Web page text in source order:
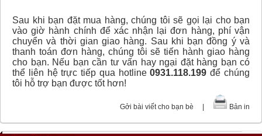
Sau khi bạn đặt mua hàng, chúng tôi sẽ gọi lại cho bạn
vào giờ hành chính để xác nhận lại đơn hàng, phí vận
chuyển và thời gian giao hàng. Sau khi bạn đồng ý và
thanh toán đơn hàng, chúng tôi sẽ tiến hành giao hàng
cho bạn. Nếu bạn cần tư vấn hay ngại đặt hàng bạn có
thể liên hệ trực tiếp qua hotline0931.118.199 để chúng
tôi hỗ trợ bạn được tốt hơn!
Gởi bài viết cho bạn bè Bản in